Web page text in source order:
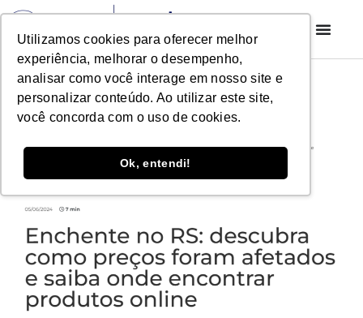
Utilizamos cookies para oferecer melhor
experiência, melhorar o desempenho,
analisar como você interage em nosso site e
personalizar conteúdo. Ao utilizar este site,
você concorda com o uso de cookies.
Ok, entendi!
E-commerce Brasil
Junho/2024